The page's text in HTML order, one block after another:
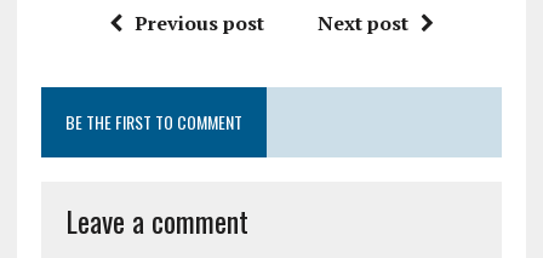
Previous post Next post
BE THE FIRST TO COMMENT
Leave a comment